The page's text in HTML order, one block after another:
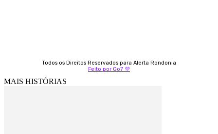
Todos os Direitos Reservados para Alerta Rondonia
Feito por Go7 💜
MAIS HISTÓRIAS